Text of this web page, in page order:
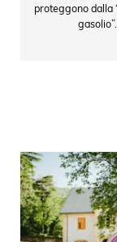
proteggono dalla
gasolio”.